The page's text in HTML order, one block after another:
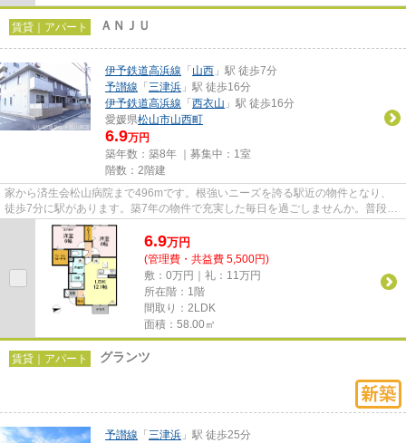
賃貸｜アパート ＡＮＪＵ
伊予鉄道高浜線 「 山西 」駅 徒歩7分
予讃線 「 三津浜 」駅 徒歩16分
伊予鉄道高浜線 「 西衣山 」駅 徒歩16分
愛媛県松山市山西町
6.9万円
築年数：築8年 ｜募集中： 1室
階数：2階建
家から済生会松山病院まで496mです。根強いニーズを誇る駅近の物件となり、
徒歩7分に駅があります。築7年の物件で充実した毎日を過ごしませんか。普段か
らパソコンを使う方にオススメ...
6.9万円
(管理費・共益費 5,500円)
敷：0万円｜礼：11万円
所在階：1階
間取り：2LDK
面積：58.00㎡
賃貸｜アパート グランツ
予讃線 「 三津浜 」駅 徒歩25分